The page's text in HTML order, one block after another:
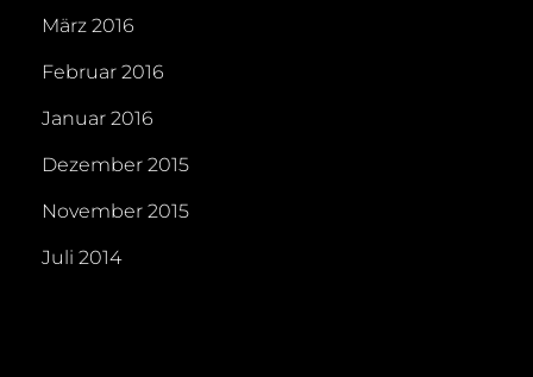
März 2016
Februar 2016
Januar 2016
Dezember 2015
November 2015
Juli 2014